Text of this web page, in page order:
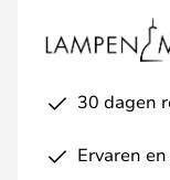
30 dagen
Ervaren